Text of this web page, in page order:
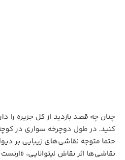
چنان چه قصد بازدید از کل جزیره را
کنید. در طول دوچرخه سواری در
حتما متوجه نقاشی‌های زیبایی بر
نقاشی‌ها اثر نقاش لیتوانایی،